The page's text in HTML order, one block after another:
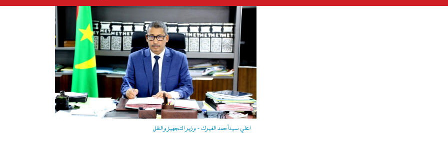
اعلي سيدأحمد الفيرك - وزير التجهيز والنقل